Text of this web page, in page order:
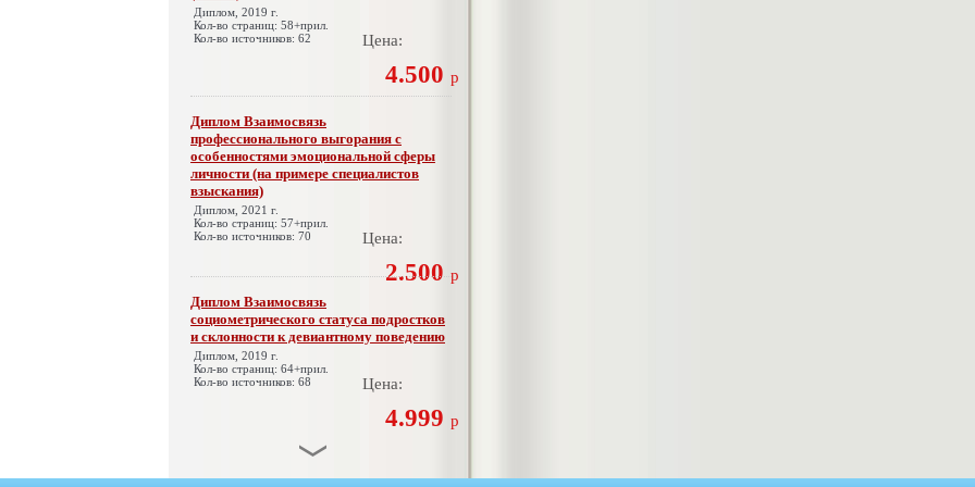
Диплом, 2019 г.
Кол-во страниц: 58+прил.
Кол-во источников: 62
Цена:
4.500 р
Диплом Взаимосвязь
профессионального выгорания с
особенностями эмоциональной сферы
личности (на примере специалистов
взыскания)
Диплом, 2021 г.
Кол-во страниц: 57+прил.
Кол-во источников: 70
Цена:
2.500 р
Диплом Взаимосвязь
социометрического статуса подростков
и склонности к девиантному поведению
Диплом, 2019 г.
Кол-во страниц: 64+прил.
Кол-во источников: 68
Цена:
4.999 р
Диплом Взаимосвязь эмпатии и